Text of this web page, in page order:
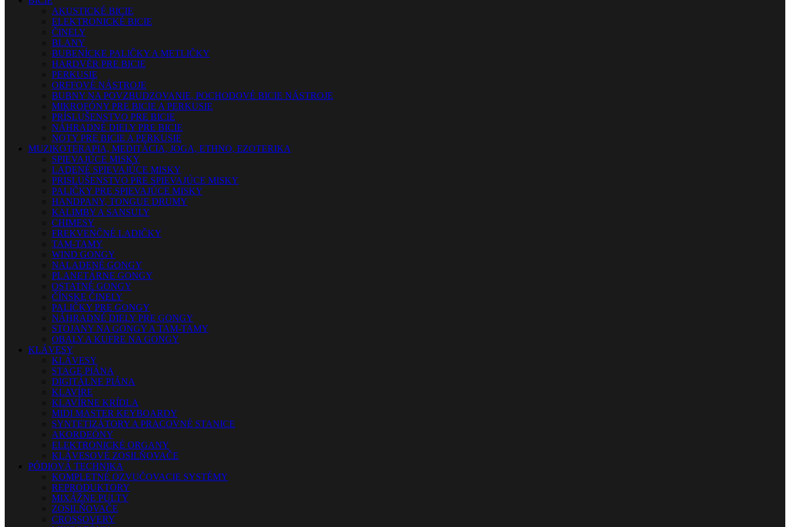
AKUSTICKÉ BICIE
ELEKTRONICKÉ BICIE
ČINELY
BLANY
BUBENÍCKE PALIČKY A METLIČKY
HARDVÉR PRE BICIE
PERKUSIE
ORFFOVÉ NÁSTROJE
BUBNY NA POVZBUDZOVANIE, POCHODOVÉ BICIE NÁSTROJE
MIKROFÓNY PRE BICIE A PERKUSIE
PRÍSLUŠENSTVO PRE BICIE
NÁHRADNÉ DIELY PRE BICIE
NOTY PRE BICIE A PERKUSIE
MUZIKOTERAPIA, MEDITÁCIA, JOGA, ETHNO, EZOTERIKA
SPIEVAJÚCE MISKY
LADENÉ SPIEVAJÚCE MISKY
PRISLUŠENSTVO PRE SPIEVAJÚCE MISKY
PALIČKY PRE SPIEVAJÚCE MISKY
HANDPANY, TONGUE DRUMY
KALIMBY A SANSULY
CHIMESY
FREKVENČNÉ LADIČKY
TAM-TAMY
WIND GONGY
NALADENÉ GONGY
PLANETÁRNE GONGY
OSTATNÉ GONGY
ČÍNSKE ČINELY
PALIČKY PRE GONGY
NÁHRADNÉ DIELY PRE GONGY
STOJANY NA GONGY A TAM-TAMY
OBALY A KUFRE NA GONGY
KLÁVESY
KLÁVESY
STAGE PIÁNA
DIGITÁLNE PIÁNA
KLAVÍRE
KLAVÍRNE KRÍDLA
MIDI MASTER KEYBOARDY
SYNTETIZÁTORY A PRACOVNÉ STANICE
AKORDEÓNY
ELEKTRONICKÉ ORGANY
KLÁVESOVÉ ZOSILŇOVAČE
PÓDIOVÁ TECHNIKA
KOMPLETNÉ OZVUČOVACIE SYSTÉMY
REPRODUKTORY
MIXÁŽNE PULTY
ZOSILŇOVAČE
CROSSOVERY